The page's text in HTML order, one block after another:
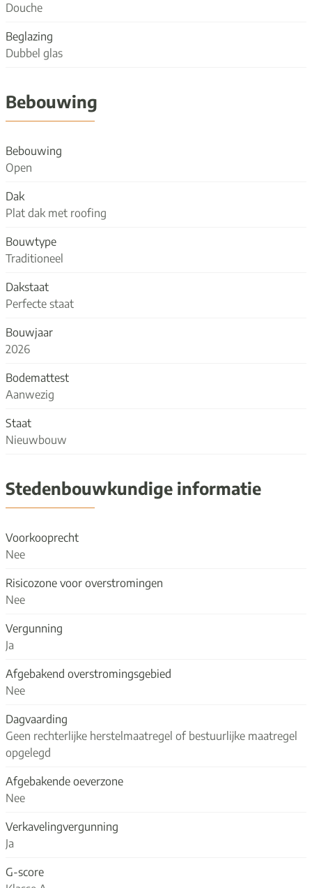
Douche
Beglazing
Dubbel glas
Bebouwing
Bebouwing
Open
Dak
Plat dak met roofing
Bouwtype
Traditioneel
Dakstaat
Perfecte staat
Bouwjaar
2026
Bodemattest
Aanwezig
Staat
Nieuwbouw
Stedenbouwkundige informatie
Voorkooprecht
Nee
Risicozone voor overstromingen
Nee
Vergunning
Ja
Afgebakend overstromingsgebied
Nee
Dagvaarding
Geen rechterlijke herstelmaatregel of bestuurlijke maatregel
opgelegd
Afgebakende oeverzone
Nee
Verkavelingvergunning
Ja
G-score